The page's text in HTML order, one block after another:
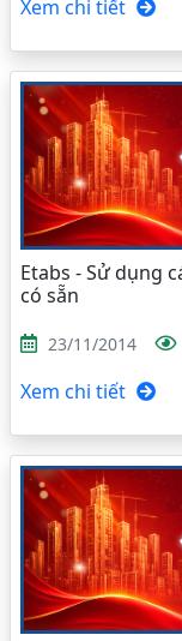
Xem chi tiết
Etabs - Sử dụng
có sẵn
23/11/2014
Xem chi tiết